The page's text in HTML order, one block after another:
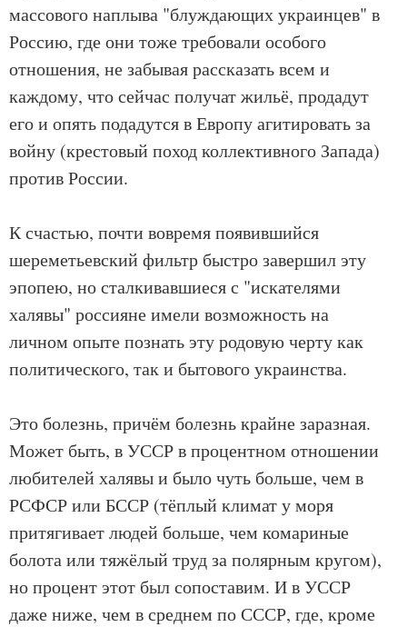
массового наплыва "блуждающих украинцев" в
Россию, где они тоже требовали особого
отношения, не забывая рассказать всем и
каждому, что сейчас получат жильё, продадут
его и опять подадутся в Европу агитировать за
войну (крестовый поход коллективного Запада)
против России.
К счастью, почти вовремя появившийся
шереметьевский фильтр быстро завершил эту
эпопею, но сталкивавшиеся с "искателями
халявы" россияне имели возможность на
личном опыте познать эту родовую черту как
политического, так и бытового украинства.
Это болезнь, причём болезнь крайне заразная.
Может быть, в УССР в процентном отношении
любителей халявы и было чуть больше, чем в
РСФСР или БССР (тёплый климат у моря
притягивает людей больше, чем комариные
болота или тяжёлый труд за полярным кругом),
но процент этот был сопоставим. И в УССР
даже ниже, чем в среднем по СССР, где, кроме